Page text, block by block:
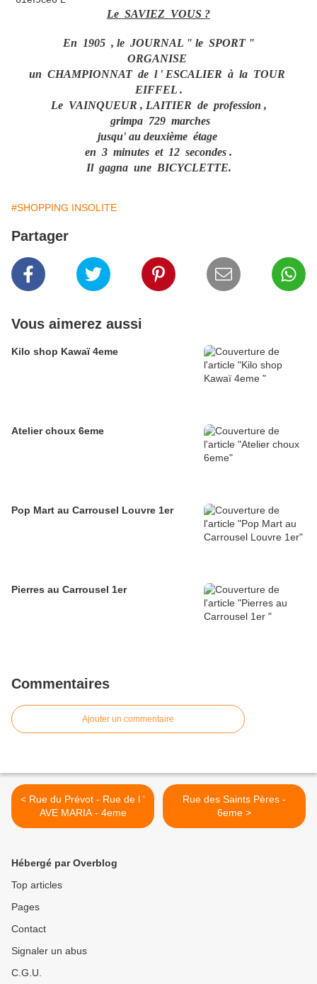
Le SAVIEZ VOUS ?
En 1905 , le JOURNAL " le SPORT "
ORGANISE
un CHAMPIONNAT de l ' ESCALIER à la TOUR
EIFFEL .
Le VAINQUEUR , LAITIER de profession ,
grimpa 729 marches
jusqu' au deuxième étage
en 3 minutes et 12 secondes .
Il gagna une BICYCLETTE.
#SHOPPING INSOLITE
Partager
Vous aimerez aussi
Kilo shop Kawaï 4eme
Atelier choux 6eme
Pop Mart au Carrousel Louvre 1er
Pierres au Carrousel 1er
Commentaires
Ajouter un commentaire
< Rue du Prévot - Rue de l '
AVE MARIA - 4eme
Rue des Saints Pères -
6eme >
Hébergé par Overblog
Top articles
Pages
Contact
Signaler un abus
C.G.U.